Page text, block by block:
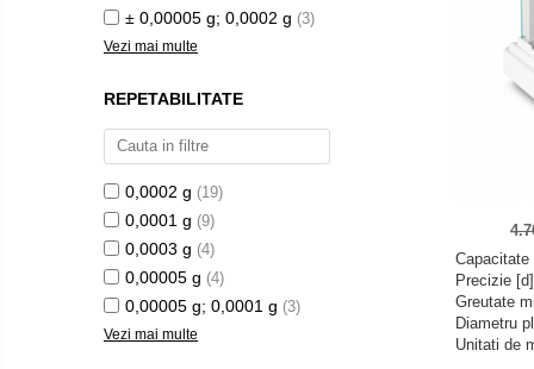
Manipulare greutati
Set verificare minimal
Seturi de greutati
± 0,00005 g; 0,0002 g (3)
Vezi mai multe
REPETABILITATE
0,0002 g (19)
0,0001 g (9)
0,0003 g (4)
0,00005 g (4)
0,00005 g; 0,0001 g (3)
Vezi mai multe
Capacitate
Precizie
Greutate
Diametru
Unitati de